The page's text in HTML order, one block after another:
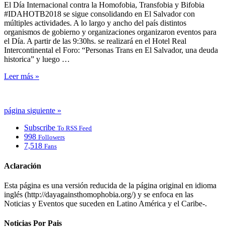
El Día Internacional contra la Homofobia, Transfobia y Bifobia
#IDAHOTB2018 se sigue consolidando en El Salvador con
múltiples actividades. A lo largo y ancho del país distintos
organismos de gobierno y organizaciones organizaron eventos para
el Día. A partir de las 9:30hs. se realizará en el Hotel Real
Intercontinental el Foro: “Personas Trans en El Salvador, una deuda
historica” y luego …
Leer más »
página siguiente »
Subscribe To RSS Feed
998 Followers
7,518 Fans
Aclaración
Esta página es una versión reducida de la página original en idioma
inglés (http://dayagainsthomophobia.org/) y se enfoca en las
Noticias y Eventos que suceden en Latino América y el Caribe-.
Noticias Por Pais